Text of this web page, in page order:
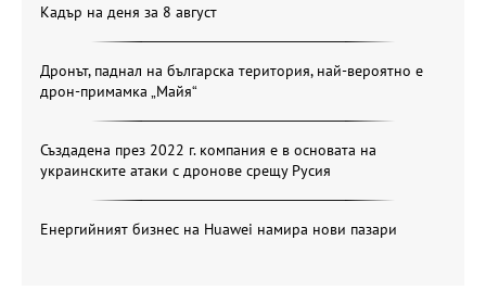
Кадър на деня за 8 август
Дронът, паднал на българска територия, най-вероятно е
дрон-примамка „Майя“
Създадена през 2022 г. компания е в основата на
украинските атаки с дронове срещу Русия
Енергийният бизнес на Huawei намира нови пазари